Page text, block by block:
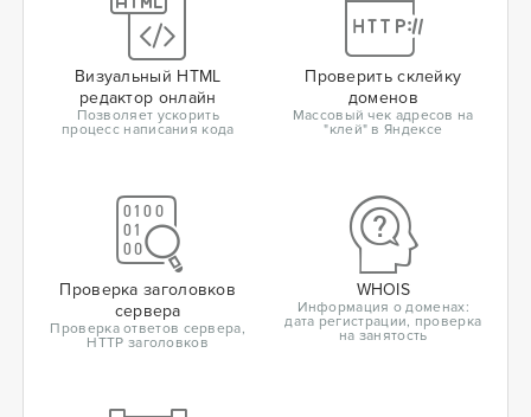
Визуальный HTML
редактор онлайн
Позволяет ускорить
процесс написания кода
Проверить склейку
доменов
Массовый чек адресов на
"клей" в Яндексе
Проверка заголовков
сервера
Проверка ответов сервера,
HTTP заголовков
WHOIS
Информация о доменах:
дата регистрации, проверка
на занятость